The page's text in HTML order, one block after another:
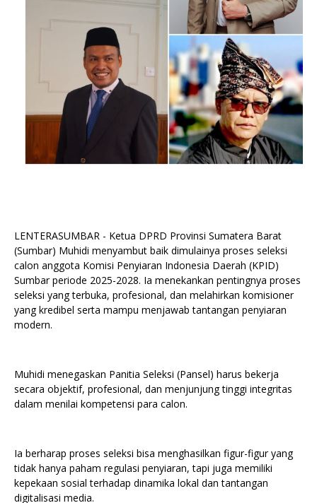
LENTERASUMBAR - Ketua DPRD Provinsi Sumatera Barat
(Sumbar) Muhidi menyambut baik dimulainya proses seleksi
calon anggota Komisi Penyiaran Indonesia Daerah (KPID)
Sumbar periode 2025-2028. Ia menekankan pentingnya proses
seleksi yang terbuka, profesional, dan melahirkan komisioner
yang kredibel serta mampu menjawab tantangan penyiaran
modern.
Muhidi menegaskan Panitia Seleksi (Pansel) harus bekerja
secara objektif, profesional, dan menjunjung tinggi integritas
dalam menilai kompetensi para calon.
Ia berharap proses seleksi bisa menghasilkan figur-figur yang
tidak hanya paham regulasi penyiaran, tapi juga memiliki
kepekaan sosial terhadap dinamika lokal dan tantangan
digitalisasi media.